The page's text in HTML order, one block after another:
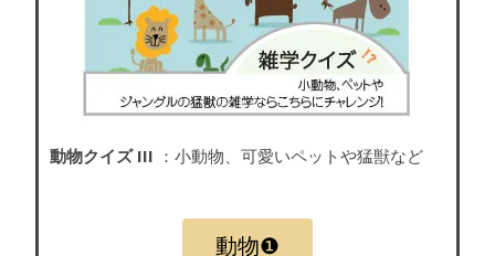
動物クイズ III ：小動物、可愛いペットや猛獣など
動物❶